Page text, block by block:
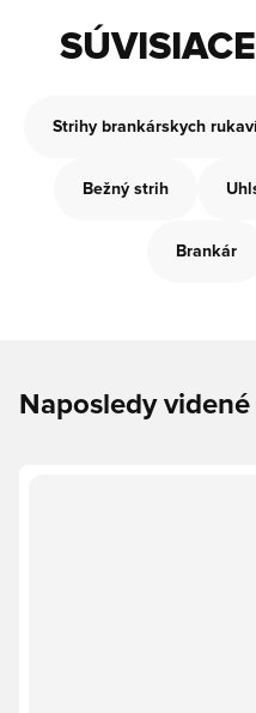
Strihy brankárskych
Bežný strih
Brankár
Naposledy